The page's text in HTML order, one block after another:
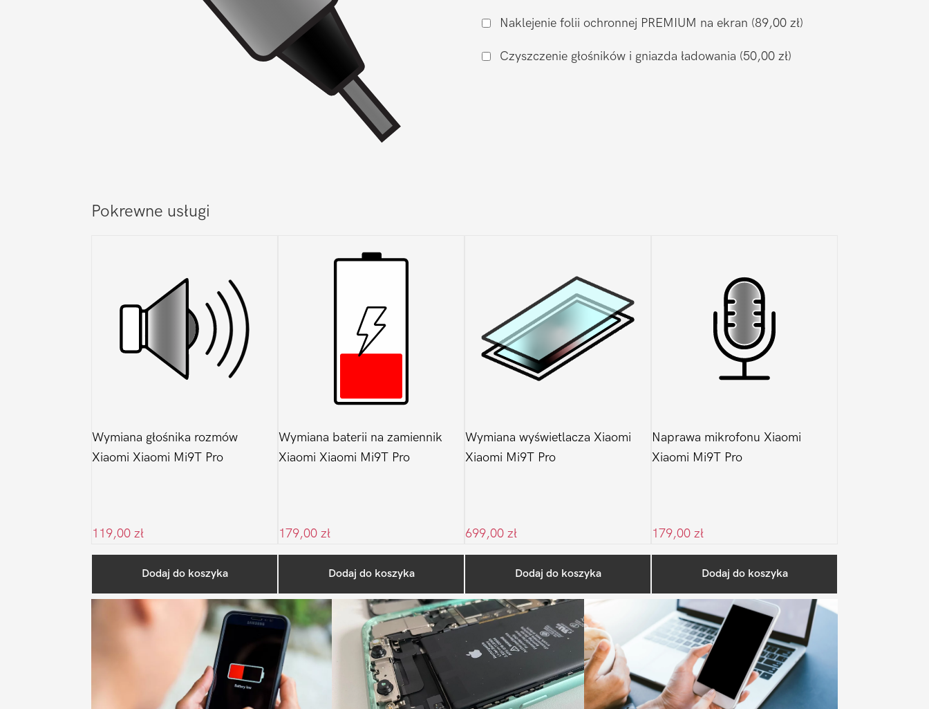
XiaomiNaklejenie folii ochronnej PREMIUM na ekran (89,00 zł)
Czyszczenie głośników i gniazda ładowania (50,00 zł)
Pokrewne usługi
Wymiana głośnika rozmów
Xiaomi Xiaomi Mi9T Pro
119,00 zł
Dodaj do koszyka
Wymiana baterii na zamiennik
Xiaomi Xiaomi Mi9T Pro
179,00 zł
Dodaj do koszyka
Wymiana wyświetlacza Xiaomi
Xiaomi Mi9T Pro
699,00 zł
Dodaj do koszyka
Naprawa mikrofonu Xiaomi
Xiaomi Mi9T Pro
179,00 zł
Dodaj do koszyka
Sidebar
Ostatnio na blogu